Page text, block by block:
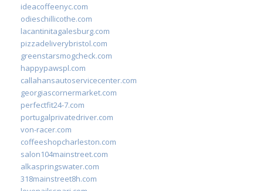
ideacoffeenyc.com
odieschillicothe.com
lacantinitagalesburg.com
pizzadeliverybristol.com
greenstarsmogcheck.com
happypawspl.com
callahansautoservicecenter.com
georgiascornermarket.com
perfectfit24-7.com
portugalprivatedriver.com
von-racer.com
coffeeshopcharleston.com
salon104mainstreet.com
alkaspringswater.com
318mainstreet8h.com